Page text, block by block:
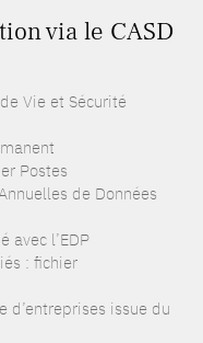
via le CASD
Vie et Sécurité
Postes
de Données
avec l’EDP
: fichier
d’entreprises issue du